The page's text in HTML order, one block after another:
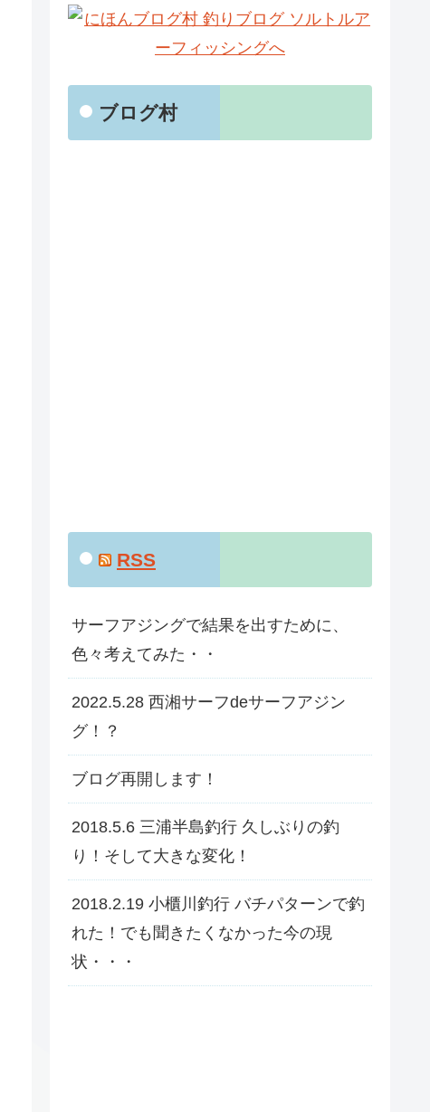
ブログ村
RSS
サーフアジングで結果を出すために、
色々考えてみた・・
2022.5.28 西湘サーフdeサーフアジン
グ！？
ブログ再開します！
2018.5.6 三浦半島釣行 久しぶりの釣
り！そして大きな変化！
2018.2.19 小櫃川釣行 バチパターンで釣
れた！でも聞きたくなかった今の現
状・・・